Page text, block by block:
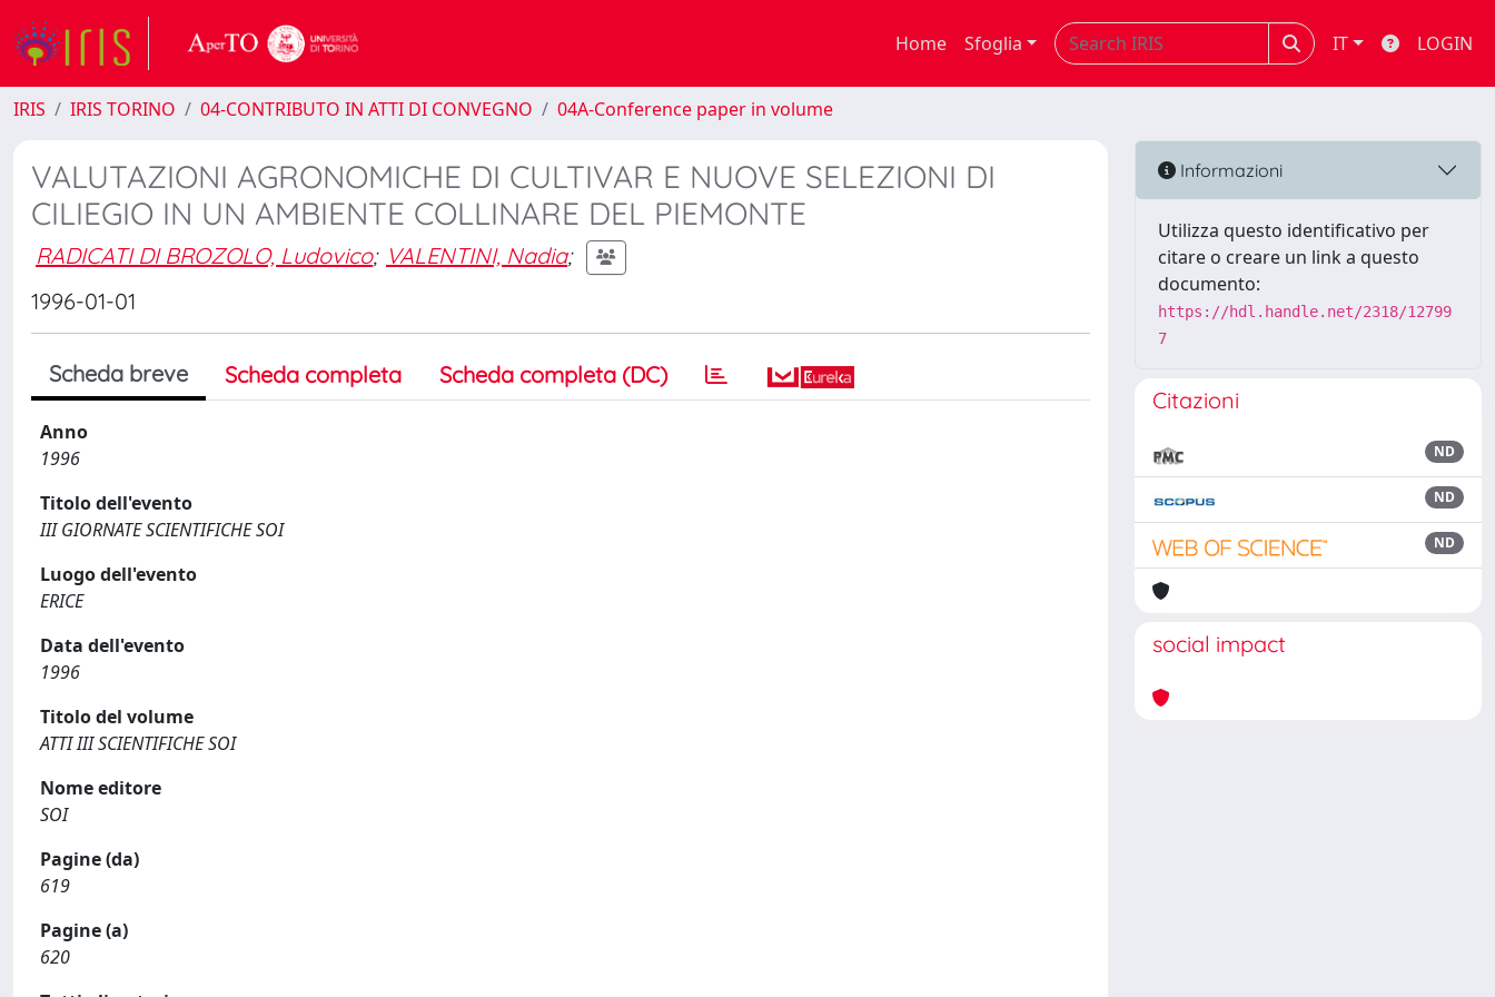
Home Sfoglia IT LOGIN
IRIS IRIS TORINO 04-CONTRIBUTO IN ATTI DI CONVEGNO 04A-Conference paper in volume
VALUTAZIONI AGRONOMICHE DI CULTIVAR E NUOVE SELEZIONI DI
CILIEGIO IN UN AMBIENTE COLLINARE DEL PIEMONTE
RADICATI DI BROZOLO, Ludovico; VALENTINI, Nadia;
1996-01-01
Scheda breve Scheda completa Scheda completa (DC)
Anno
1996
Titolo dell'evento
III GIORNATE SCIENTIFICHE SOI
Luogo dell'evento
ERICE
Data dell'evento
1996
Titolo del volume
ATTI III SCIENTIFICHE SOI
Nome editore
SOI
Pagine (da)
619
Pagine (a)
620
Informazioni
Utilizza questo identificativo per
citare o creare un link a questo
documento:
https://hdl.handle.net/2318/12799
7
Citazioni
ND
ND
ND
social impact